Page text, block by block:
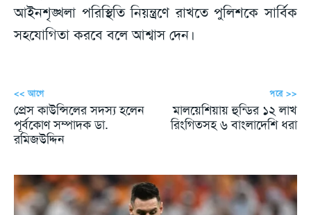
আইনশৃঙ্খলা পরিস্থিতি নিয়ন্ত্রণে রাখতে পুলিশকে সার্বিক
সহযোগিতা করবে বলে আশ্বাস দেন।
<< আগে
প্রেস কাউন্সিলের সদস্য হলেন
পূর্বকোণ সম্পাদক ডা.
রমিজউদ্দিন
পরে >>
মালয়েশিয়ায় হুন্ডির ১২ লাখ
রিংগিতসহ ৬ বাংলাদেশি ধরা